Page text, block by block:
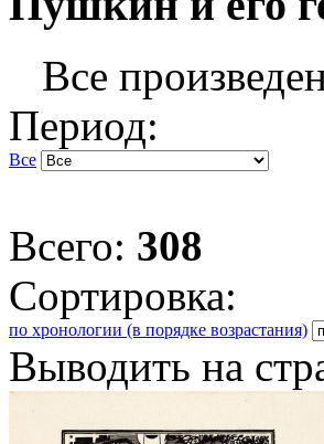
Все
Период:
Все
Всего: 308
Сортировка:
по хронологии (в порядке возрастания)
Выводить на